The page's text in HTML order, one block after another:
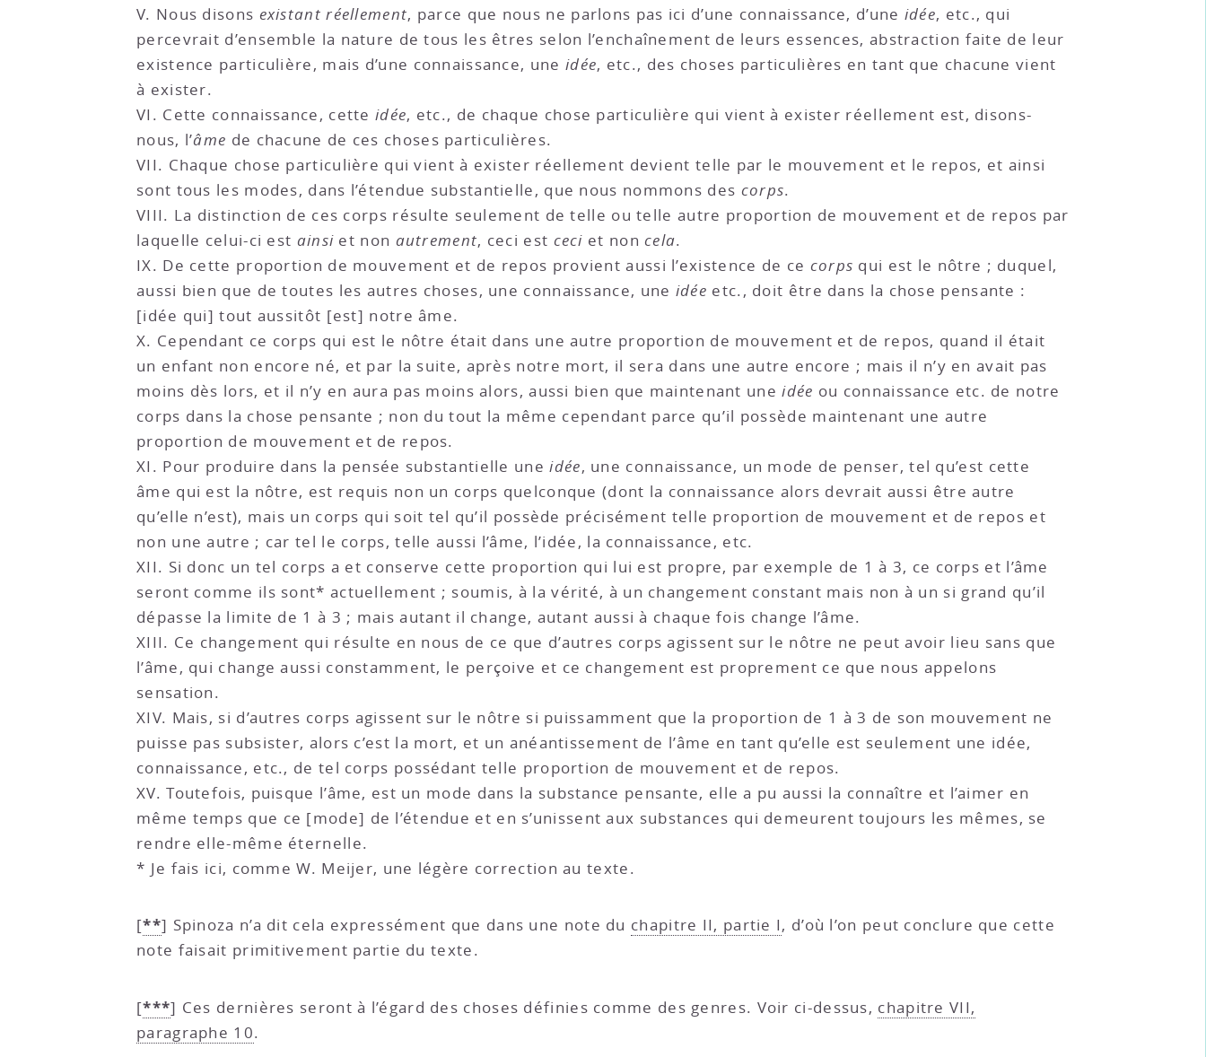
V. Nous disons existant réellement, parce que nous ne parlons pas ici d’une connaissance, d’une idée, etc., qui
percevrait d’ensemble la nature de tous les êtres selon l’enchaînement de leurs essences, abstraction faite de leur
existence particulière, mais d’une connaissance, une idée, etc., des choses particulières en tant que chacune vient
à exister.
VI. Cette connaissance, cette idée, etc., de chaque chose particulière qui vient à exister réellement est, disons-
nous, l’âme de chacune de ces choses particulières.
VII. Chaque chose particulière qui vient à exister réellement devient telle par le mouvement et le repos, et ainsi
sont tous les modes, dans l’étendue substantielle, que nous nommons des corps.
VIII. La distinction de ces corps résulte seulement de telle ou telle autre proportion de mouvement et de repos par
laquelle celui-ci est ainsi et non autrement, ceci est ceci et noncela.
IX. De cette proportion de mouvement et de repos provient aussi l’existence de ce corps qui est le nôtre ; duquel,
aussi bien que de toutes les autres choses, une connaissance, une idée etc., doit être dans la chose pensante :
[idée qui] tout aussitôt [est] notre âme.
X. Cependant ce corps qui est le nôtre était dans une autre proportion de mouvement et de repos, quand il était
un enfant non encore né, et par la suite, après notre mort, il sera dans une autre encore ; mais il n’y en avait pas
moins dès lors, et il n’y en aura pas moins alors, aussi bien que maintenant uneidée ou connaissance etc. de notre
corps dans la chose pensante ; non du tout la même cependant parce qu’il possède maintenant une autre
proportion de mouvement et de repos.
XI. Pour produire dans la pensée substantielle uneidée, une connaissance, un mode de penser, tel qu’est cette
âme qui est la nôtre, est requis non un corps quelconque (dont la connaissance alors devrait aussi être autre
qu’elle n’est), mais un corps qui soit tel qu’il possède précisément telle proportion de mouvement et de repos et
non une autre ; car tel le corps, telle aussi l’âme, l’idée, la connaissance, etc.
XII. Si donc un tel corps a et conserve cette proportion qui lui est propre, par exemple de 1 à 3, ce corps et l’âme
seront comme ils sont* actuellement ; soumis, à la vérité, à un changement constant mais non à un si grand qu’il
dépasse la limite de 1 à 3 ; mais autant il change, autant aussi à chaque fois change l’âme.
XIII. Ce changement qui résulte en nous de ce que d’autres corps agissent sur le nôtre ne peut avoir lieu sans que
l’âme, qui change aussi constamment, le perçoive et ce changement est proprement ce que nous appelons
sensation.
XIV. Mais, si d’autres corps agissent sur le nôtre si puissamment que la proportion de 1 à 3 de son mouvement ne
puisse pas subsister, alors c’est la mort, et un anéantissement de l’âme en tant qu’elle est seulement une idée,
connaissance, etc., de tel corps possédant telle proportion de mouvement et de repos.
XV. Toutefois, puisque l’âme, est un mode dans la substance pensante, elle a pu aussi la connaître et l’aimer en
même temps que ce [mode] de l’étendue et en s’unissent aux substances qui demeurent toujours les mêmes, se
rendre elle-même éternelle.
* Je fais ici, comme W. Meijer, une légère correction au texte.
[**] Spinoza n’a dit cela expressément que dans une note du chapitre II, partie I, d’où l’on peut conclure que cette
note faisait primitivement partie du texte.
[***] Ces dernières seront à l’égard des choses définies comme des genres. Voir ci-dessus, chapitre VII,
paragraphe 10.